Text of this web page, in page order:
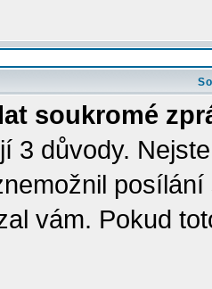
soukromé
3 důvody.
vám. Pokud